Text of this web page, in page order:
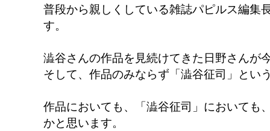
普段から親しくしている雑誌パピルス編集
す。
澁谷さんの作品を見続けてきた日野さんが
そして、作品のみならず「澁谷征司」とい
作品においても、「澁谷征司」においても
かと思います。